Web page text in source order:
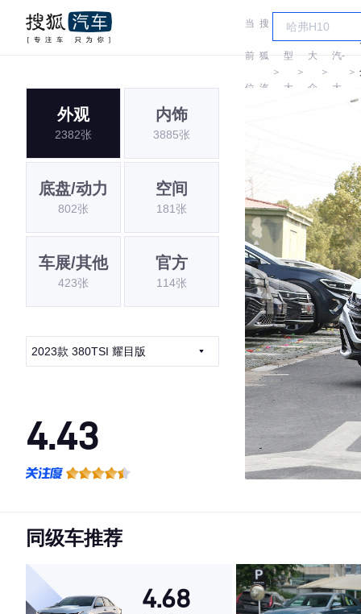
当
前
位
搜
狐
汽
＞
车
型
大
＞
大
众
＞
汽-
大
＞
外观
2382张
内饰
3885张
底盘/动力
802张
空间
181张
车展/其他
423张
官方
114张
2023款 380TSI 耀目版
4.43
·空间表现一般，低于69%同级车
同级车推荐
4.68